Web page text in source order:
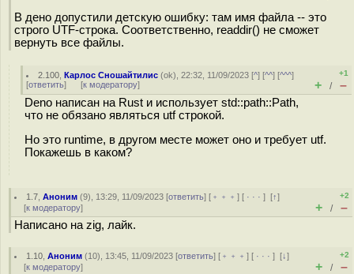
В дено допустили детскую ошибку: там имя файла -- это
строго UTF-строка. Соответственно, readdir() не сможет
вернуть все файлы.
2.100 ,Карлос Сношайтилис (ok), 22:32, 11/09/2023 [^] [^^] [^^^]
[ответить] [к модератору]
+1
+ / –
Deno написан на Rust и использует std::path::Path,
что не обязано являться utf строкой.
Но это runtime, в другом месте может оно и требует utf.
Покажешь в каком?
1.7 ,Аноним (9), 13:29, 11/09/2023 [ответить] [ ﹢﹢﹢] [ · · ·][↑]
[к модератору]
+2
+ / –
Написано на zig, лайк.
1.10 ,Аноним (10), 13:45, 11/09/2023 [ответить] [ ﹢﹢﹢] [ · · ·][↓]
[к модератору]
+2
+ / –